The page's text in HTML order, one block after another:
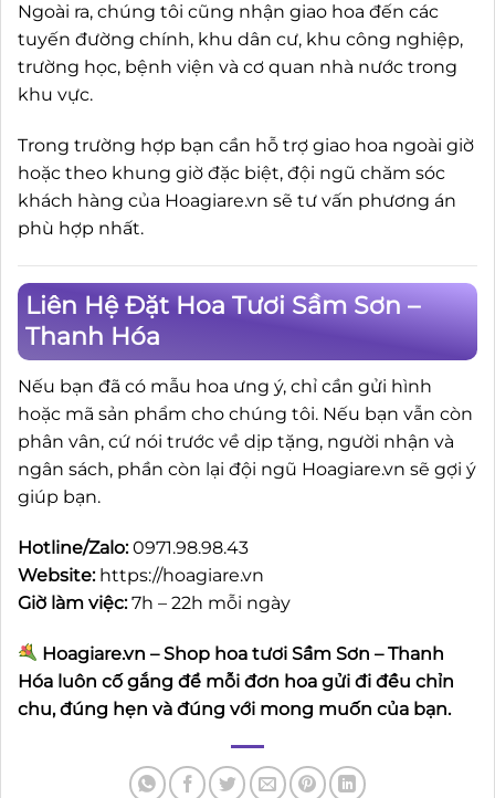
Ngoài ra, chúng tôi cũng nhận giao hoa đến các
tuyến đường chính, khu dân cư, khu công nghiệp,
trường học, bệnh viện và cơ quan nhà nước trong
khu vực.
Trong trường hợp bạn cần hỗ trợ giao hoa ngoài giờ
hoặc theo khung giờ đặc biệt, đội ngũ chăm sóc
khách hàng của Hoagiare.vn sẽ tư vấn phương án
phù hợp nhất.
Liên Hệ Đặt Hoa Tươi Sầm Sơn –
Thanh Hóa
Nếu bạn đã có mẫu hoa ưng ý, chỉ cần gửi hình
hoặc mã sản phẩm cho chúng tôi. Nếu bạn vẫn còn
phân vân, cứ nói trước về dịp tặng, người nhận và
ngân sách, phần còn lại đội ngũ Hoagiare.vn sẽ gợi ý
giúp bạn.
Hotline/Zalo:0971.98.98.43
Website: https://hoagiare.vn
Giờ làm việc:7h – 22h mỗi ngày
Hoagiare.vn – Shop hoa tươi Sầm Sơn – Thanh
Hóa luôn cố gắng để mỗi đơn hoa gửi đi đều chỉn
chu, đúng hẹn và đúng với mong muốn của bạn.